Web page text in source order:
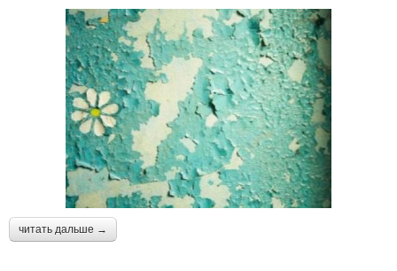
читать дальше →